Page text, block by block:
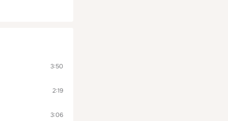
3:50
2:19
3:06